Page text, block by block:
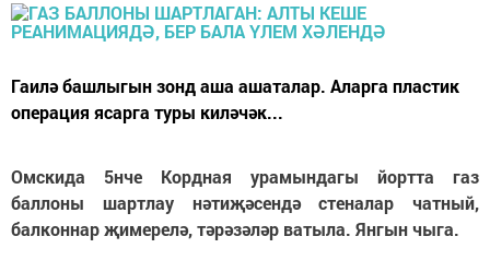
Гаилә башлыгын зонд аша ашаталар. Аларга пластик
операция ясарга туры киләчәк...
Омскида 5нче Кордная урамындагы йортта газ
баллоны шартлау нәтиҗәсендә стеналар чатный,
балконнар җимерелә, тәрәзәләр ватыла. Янгын чыга.